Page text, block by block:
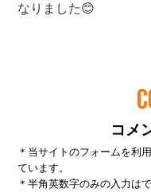
コメ
＊当サイトのフォームを利
ています。
＊半角英数字のみの入力は